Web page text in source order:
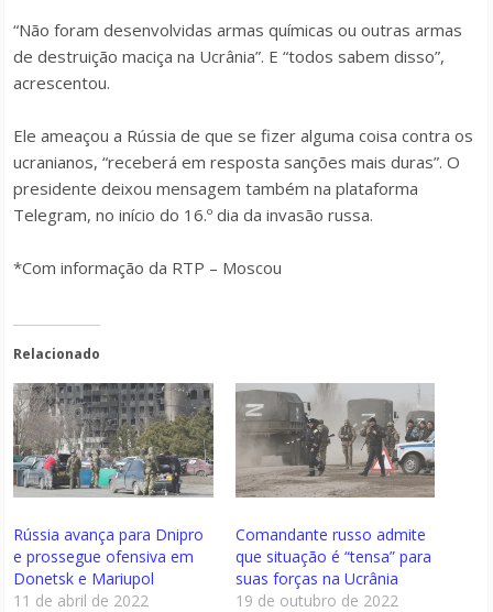
“Não foram desenvolvidas armas químicas ou outras armas
de destruição maciça na Ucrânia”. E “todos sabem disso”,
acrescentou.
Ele ameaçou a Rússia de que se fizer alguma coisa contra os
ucranianos, “receberá em resposta sanções mais duras”. O
presidente deixou mensagem também na plataforma
Telegram, no início do 16.º dia da invasão russa.
*Com informação da RTP – Moscou
Relacionado
Rússia avança para Dnipro
e prossegue ofensiva em
Donetsk e Mariupol
11 de abril de 2022
Comandante russo admite
que situação é “tensa” para
suas forças na Ucrânia
19 de outubro de 2022